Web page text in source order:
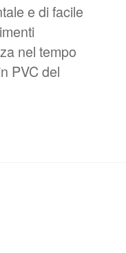
e di facile
nel tempo
PVC del